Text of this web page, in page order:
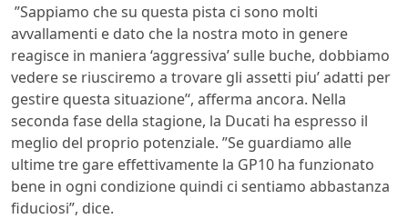
”Sappiamo che su questa pista ci sono molti
avvallamenti e dato che la nostra moto in genere
reagisce in maniera ‘aggressiva’ sulle buche, dobbiamo
vedere se riusciremo a trovare gli assetti piu’ adatti per
gestire questa situazione’‘, afferma ancora. Nella
seconda fase della stagione, la Ducati ha espresso il
meglio del proprio potenziale. ”Se guardiamo alle
ultime tre gare effettivamente la GP10 ha funzionato
bene in ogni condizione quindi ci sentiamo abbastanza
fiduciosi”, dice.